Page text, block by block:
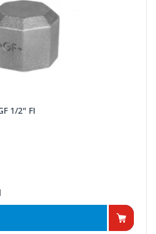
1/2" FI